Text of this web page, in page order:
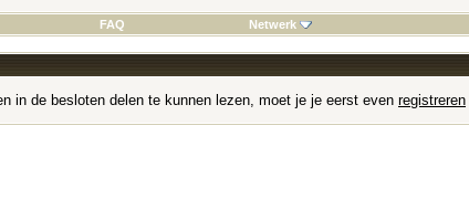
FAQ Netwerk
in de besloten delen te kunnen lezen, moet je je eerst even registreren